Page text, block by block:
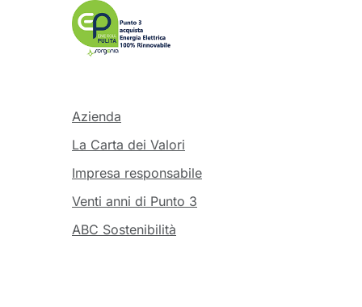
Azienda
La Carta dei Valori
Impresa responsabile
Venti anni di Punto 3
ABC Sostenibilità